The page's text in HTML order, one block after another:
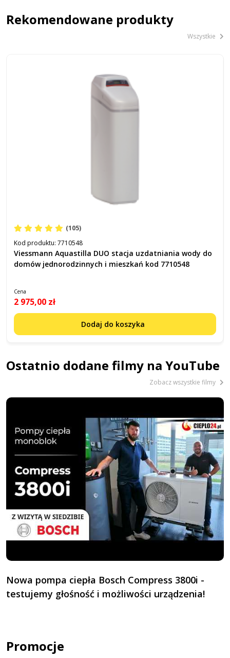
Rekomendowane produkty
Wszystkie
(105)
Kod produktu: 7710548
Viessmann Aquastilla DUO stacja uzdatniania wody do
domów jednorodzinnych i mieszkań kod 7710548
Cena
2 975,00 zł
Dodaj do koszyka
Ostatnio dodane filmy na YouTube
Zobacz wszystkie filmy
Nowa pompa ciepła Bosch Compress 3800i -
testujemy głośność i możliwości urządzenia!
Promocje